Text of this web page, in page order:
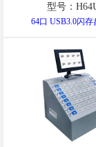
型号：
64口 USB3.0闪